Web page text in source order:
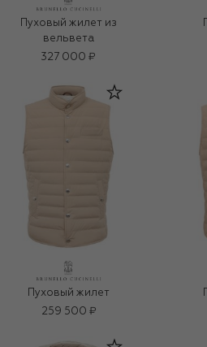
Пуховый жилет из
вельвета
327 000 ₽
Пуховый жилет
259 500 ₽